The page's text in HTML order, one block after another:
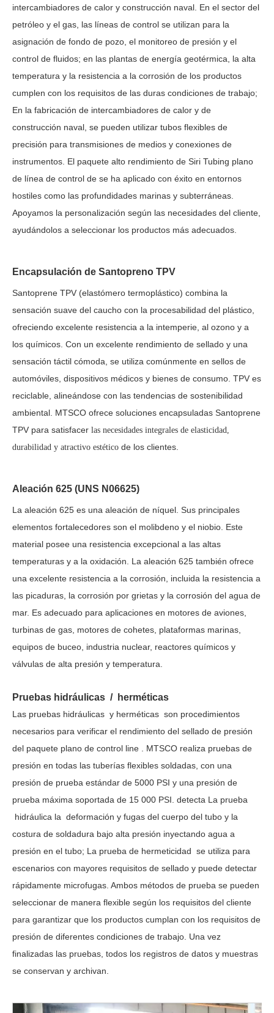
intercambiadores de calor y construcción naval. En el sector del
petróleo y el gas, las líneas de control se utilizan para la
asignación de fondo de pozo, el monitoreo de presión y el
control de fluidos; en las plantas de energía geotérmica, la alta
temperatura y la resistencia a la corrosión de los productos
cumplen con los requisitos de las duras condiciones de trabajo;
En la fabricación de intercambiadores de calor y de
construcción naval, se pueden utilizar tubos flexibles de
precisión para transmisiones de medios y conexiones de
instrumentos. El paquete alto rendimiento de Siri Tubing plano
de línea de control de se ha aplicado con éxito en entornos
hostiles como las profundidades marinas y subterráneas.
Apoyamos la personalización según las necesidades del cliente,
ayudándolos a seleccionar los productos más adecuados.
Encapsulación de Santopreno TPV
Santoprene TPV (elastómero termoplástico) combina la
sensación suave del caucho con la procesabilidad del plástico,
ofreciendo excelente resistencia a la intemperie, al ozono y a
los químicos. Con un excelente rendimiento de sellado y una
sensación táctil cómoda, se utiliza comúnmente en sellos de
automóviles, dispositivos médicos y bienes de consumo. TPV es
reciclable, alineándose con las tendencias de sostenibilidad
ambiental. MTSCO ofrece soluciones encapsuladas Santoprene
TPV para satisfacer las necesidades integrales de elasticidad,
durabilidad y atractivo estético de los clientes.
Aleación 625 (UNS N06625)
La aleación 625 es una aleación de níquel. Sus principales
elementos fortalecedores son el molibdeno y el niobio. Este
material posee una resistencia excepcional a las altas
temperaturas y a la oxidación. La aleación 625 también ofrece
una excelente resistencia a la corrosión, incluida la resistencia a
las picaduras, la corrosión por grietas y la corrosión del agua de
mar. Es adecuado para aplicaciones en motores de aviones,
turbinas de gas, motores de cohetes, plataformas marinas,
equipos de buceo, industria nuclear, reactores químicos y
válvulas de alta presión y temperatura.
Pruebas hidráulicas / herméticas
Las pruebas hidráulicas y herméticas son procedimientos
necesarios para verificar el rendimiento del sellado de presión
del paquete plano de control line
. MTSCO realiza pruebas de
presión en todas las tuberías flexibles soldadas, con una
presión de prueba estándar de 5000 PSI y una presión de
prueba máxima soportada de 15 000 PSI. detecta La prueba
hidráulica la deformación y fugas del cuerpo del tubo y la
costura de soldadura bajo alta presión inyectando agua a
presión en el tubo; La prueba de hermeticidad se utiliza para
escenarios con mayores requisitos de sellado y puede detectar
rápidamente microfugas. Ambos métodos de prueba se pueden
seleccionar de manera flexible según los requisitos del cliente
para garantizar que los productos cumplan con los requisitos de
presión de diferentes condiciones de trabajo. Una vez
finalizadas las pruebas, todos los registros de datos y muestras
se conservan y archivan.